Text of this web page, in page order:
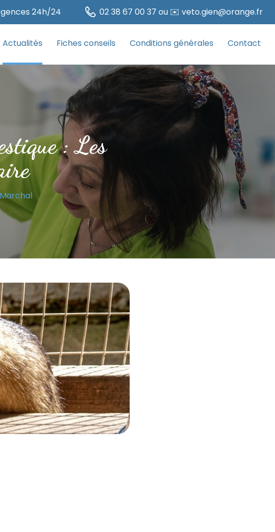
24h/24 02 38 67 00 37 ou ✉️ veto.gien@orange.fr
Actualités Fiches conseils Conditions générales Contact
: Les